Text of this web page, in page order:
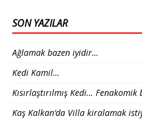
SON YAZILAR
Ağlamak bazen iyidir…
Kedi Kamil…
Kısırlaştırılmış Kedi…
Kaş Kalkan’da Villa kiralamak